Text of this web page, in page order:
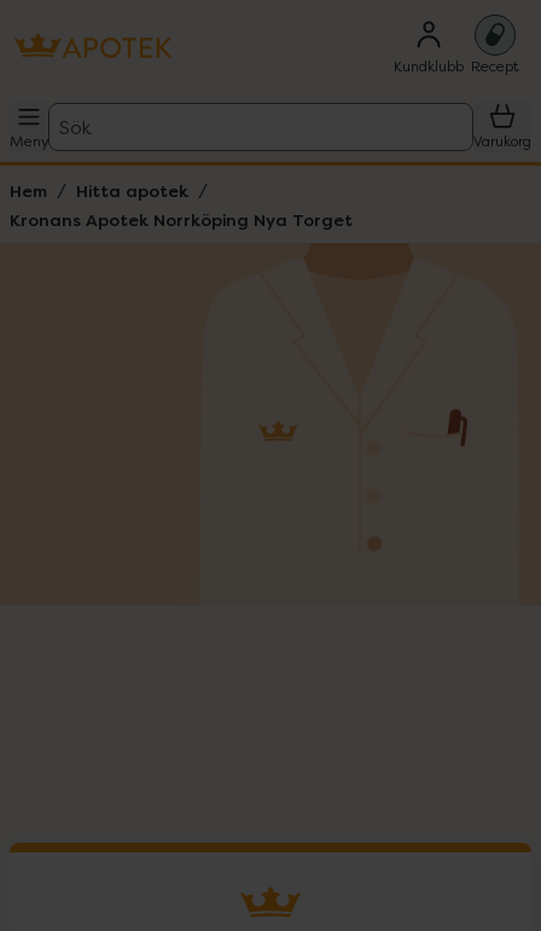
Kundklubb Recept
Meny
Sök
Varukorg
Hem
Hitta apotek
Kronans Apotek Norrköping Nya Torget